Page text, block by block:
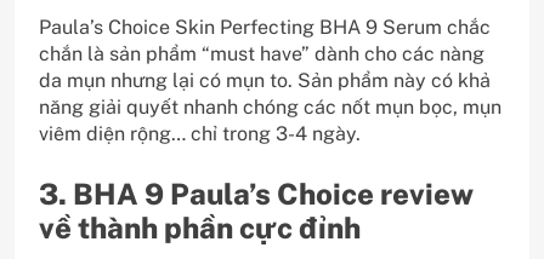
Paula’s Choice Skin Perfecting BHA 9 Serum chắc
chắn là sản phẩm “must have” dành cho các nàng
da mụn nhưng lại có mụn to. Sản phẩm này có khả
năng giải quyết nhanh chóng các nốt mụn bọc, mụn
viêm diện rộng… chỉ trong 3-4 ngày.
3. BHA 9 Paula’s Choice review
về thành phần cực đỉnh